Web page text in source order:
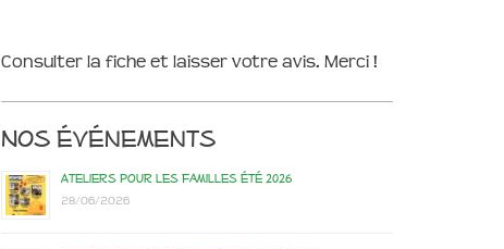
Consulter la fiche et laisser votre avis. Merci !
Nos événements
Ateliers pour les familles été 2026
28/06/2026